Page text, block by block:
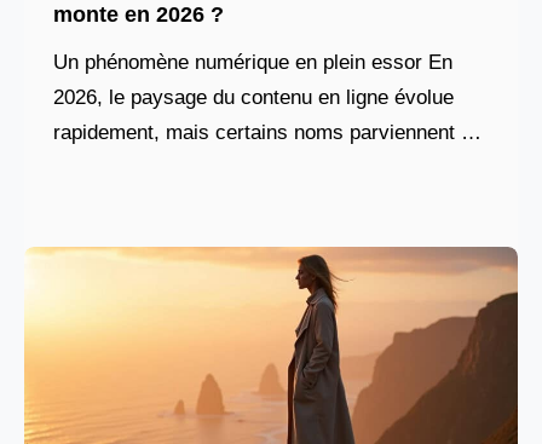
monte en 2026 ?
Un phénomène numérique en plein essor En
2026, le paysage du contenu en ligne évolue
rapidement, mais certains noms parviennent à